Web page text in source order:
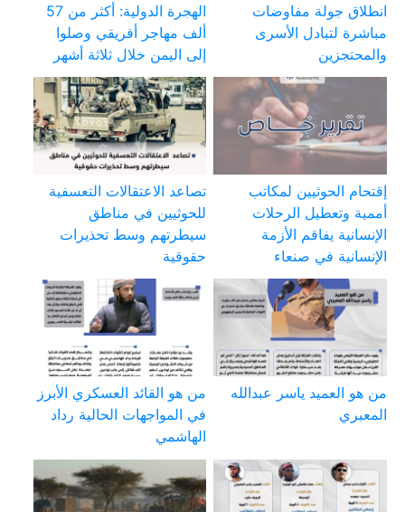
انطلاق جولة مفاوضات
مباشرة لتبادل الأسرى
والمحتجزين
الهجرة الدولية: أكثر من 57
ألف مهاجر أفريقي وصلوا
إلى اليمن خلال ثلاثة أشهر
إقتحام الحوثيين لمكاتب
أممية وتعطيل الرحلات
الإنسانية يفاقم الأزمة
الإنسانية في صنعاء
تصاعد الاعتقالات التعسفية
للحوثيين في مناطق
سيطرتهم وسط تحذيرات
حقوقية
من هو العميد ياسر عبدالله
المعبري
من هو القائد العسكري الأبرز
في المواجهات الحالية رداد
الهاشمي